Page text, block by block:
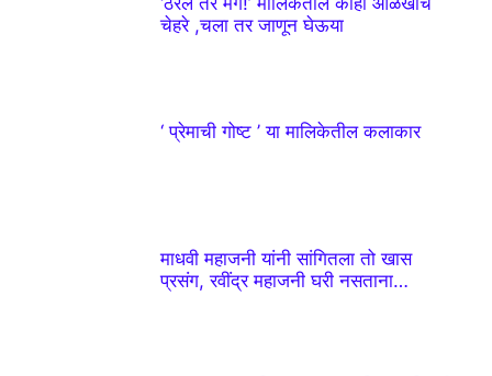
चेहरे ,चला तर जाणून घेऊया
‘ प्रेमाची गोष्ट ’ या मालिकेतील कलाकार
माधवी महाजनी यांनी सांगितला तो खास
प्रसंग, रवींद्र महाजनी घरी नसताना…